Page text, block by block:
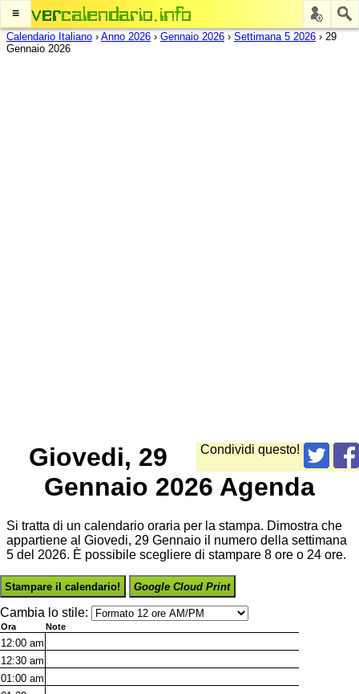
≡
Calendario Italiano › Anno 2026 › Gennaio 2026 › Settimana 5 2026 › 29
Gennaio 2026
Condividi questo!
Giovedi, 29
Gennaio 2026 Agenda
Si tratta di un calendario oraria per la stampa. Dimostra che
appartiene al Giovedi, 29 Gennaio il numero della settimana
5 del 2026. È possibile scegliere di stampare 8 ore o 24 ore.
Stampare il calendario! Google Cloud Print
Cambia lo stile:
Ora Note
12:00 am
12:30 am
01:00 am